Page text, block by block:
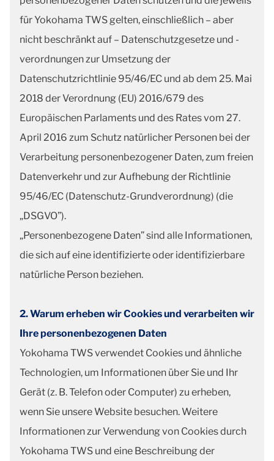
für Yokohama TWS gelten, einschließlich – aber
nicht beschränkt auf – Datenschutzgesetze und -
verordnungen zur Umsetzung der
Datenschutzrichtlinie 95/46/EC und ab dem 25. Mai
2018 der Verordnung (EU) 2016/679 des
Europäischen Parlaments und des Rates vom 27.
April 2016 zum Schutz natürlicher Personen bei der
Verarbeitung personenbezogener Daten, zum freien
Datenverkehr und zur Aufhebung der Richtlinie
95/46/EC (Datenschutz-Grundverordnung) (die
„DSGVO”).
„Personenbezogene Daten” sind alle Informationen,
die sich auf eine identifizierte oder identifizierbare
natürliche Person beziehen.
2. Warum erheben wir Cookies und verarbeiten wir
Ihre personenbezogenen Daten
Yokohama TWS verwendet Cookies und ähnliche
Technologien, um Informationen über Sie und Ihr
Gerät (z. B. Telefon oder Computer) zu erheben,
wenn Sie unsere Website besuchen. Weitere
Informationen zur Verwendung von Cookies durch
Yokohama TWS und eine Beschreibung der